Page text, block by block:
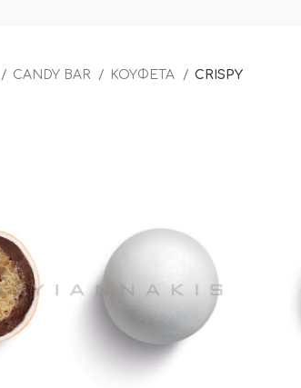
CANDY BAR ΚΟΥΦΕΤΑ CRISPY